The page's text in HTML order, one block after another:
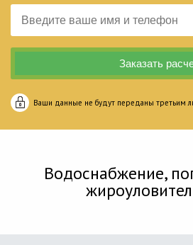
Ваши данные не будут переданы третьим
Водоснабжение,